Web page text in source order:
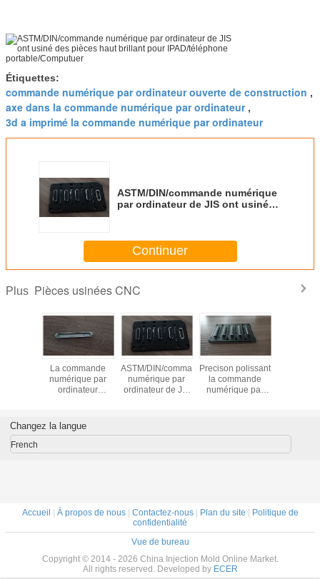
Étiquettes:
commande numérique par ordinateur ouverte de construction ,
axe dans la commande numérique par ordinateur,
3d a imprimé la commande numérique par ordinateur
ASTM/DIN/commande numérique
par ordinateur de JIS ont usiné
portable/Computuer
Continuer
Plus Pièces usinées CNC
avec
en
La commande
numérique par
ordinateur
usiné les pièces
ASTM/norme
processus élevé
ASTM/DIN/commande
numérique par
ordinateur de JIS
IPAD/téléphone
Precison polissant
la commande
numérique par
Keyborad en
par
Changez la langue
French
Accueil | À propos de nous| Contactez-nous| Plan du site | Politique de
confidentialité
Vue de bureau
Copyright © 2014 - 2026 China Injection Mold Online Market.
All rights reserved. Developed by ECER